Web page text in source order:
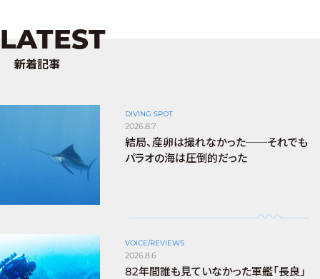
LATEST
新着記事
DIVING SPOT
2026.8.7
結局、産卵は撮れなかった──それでも
パラオの海は圧倒的だった
VOICE/REVIEWS
2026.8.6
82年間誰も見ていなかった軍艦「長良」